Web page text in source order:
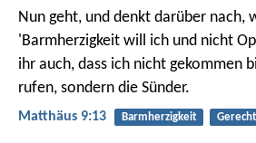
Nun geht, und denkt darüber nach,
'Barmherzigkeit will ich und nicht
ihr auch, dass ich nicht gekommen
rufen, sondern die Sünder.
Matthäus 9:13 Barmherzigkeit